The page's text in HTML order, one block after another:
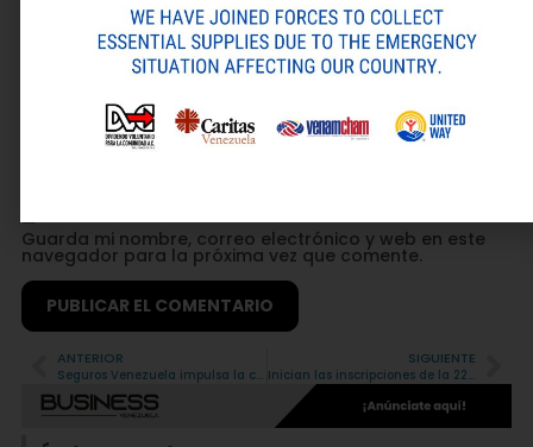
Correo electrónico*
Guarda mi nombre, correo electrónico y web en este
navegador para la próxima vez que comente.
Alternative:
ANTERIOR
Seguros Venezuela impulsa la cultura de prevención con soluciones de salud accesibles
SIGUIENTE
Inician las inscripciones de la 22ª edición del Reto U